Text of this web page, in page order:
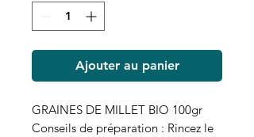
Ajouter au panier
GRAINES DE MILLET BIO 100gr
Conseils de préparation : Rincez le